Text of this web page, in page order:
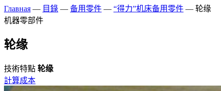
Главная — 目錄 — 备用零件 — “得力”机床备用零件 — 轮缘
机器零部件
轮缘
技術特點 轮缘
計算成本